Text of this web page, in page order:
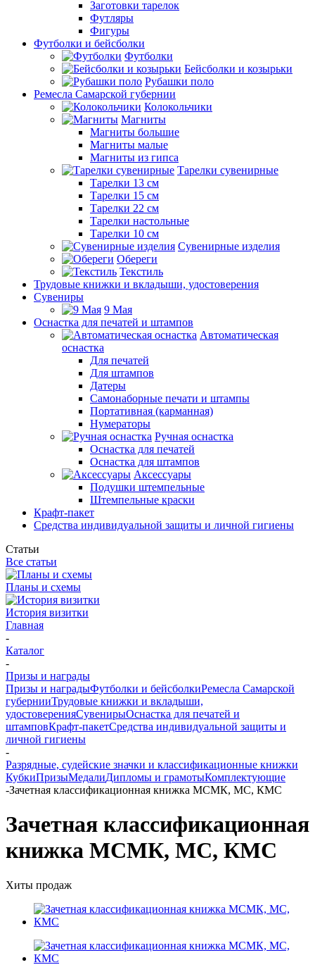
Заготовки тарелок
Футляры
Фигуры
Футболки и бейсболки
Футболки
Бейсболки и козырьки
Рубашки поло
Ремесла Самарской губернии
Колокольчики
Магниты
Магниты большие
Магниты малые
Магниты из гипса
Тарелки сувенирные
Тарелки 13 см
Тарелки 15 см
Тарелки 22 см
Тарелки настольные
Тарелки 10 см
Сувенирные изделия
Обереги
Текстиль
Трудовые книжки и вкладыши, удостоверения
Сувениры
9 Мая
Оснастка для печатей и штампов
Автоматическая
оснастка
Для печатей
Для штампов
Датеры
Самонаборные печати и штампы
Портативная (карманная)
Нумераторы
Ручная оснастка
Оснастка для печатей
Оснастка для штампов
Аксессуары
Подушки штемпельные
Штемпельные краски
Крафт-пакет
Средства индивидуальной защиты и личной гигиены
Статьи
Все статьи
Планы и схемы
История визитки
Главная
-
Каталог
-
Призы и награды
Призы и наградыФутболки и бейсболкиРемесла Самарской
губернииТрудовые книжки и вкладыши,
удостоверенияСувенирыОснастка для печатей и
штамповКрафт-пакетСредства индивидуальной защиты и
личной гигиены
-
Разрядные, судейские значки и классификационные книжки
КубкиПризыМедалиДипломы и грамотыКомплектующие
-Зачетная классификационная книжка МСМК, МС, КМС
Зачетная классификационная
книжка МСМК, МС, КМС
Хиты продаж